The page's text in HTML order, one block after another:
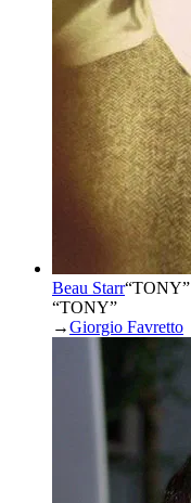
Beau Starr“TONY”
“TONY”
→Giorgio Favretto